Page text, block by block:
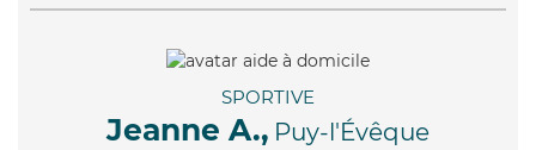
SPORTIVE
Jeanne A., Puy-l'Évêque